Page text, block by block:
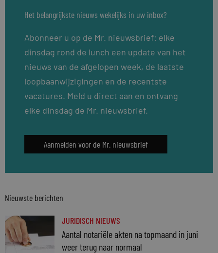
Het belangrijkste nieuws wekelijks in uw inbox?
Abonneer u op de Mr. nieuwsbrief: elke
dinsdag rond de lunch een update van het
nieuws van de afgelopen week, de laatste
loopbaanwijzigingen en de recentste
vacatures. Meld u direct aan en ontvang
elke dinsdag de Mr. nieuwsbrief.
Aanmelden voor de Mr. nieuwsbrief
Nieuwste berichten
JURIDISCH NIEUWS
Aantal notariële akten na topmaand in juni
weer terug naar normaal